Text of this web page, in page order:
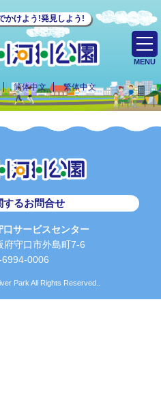
かけよう!発見しよう!
简体中文 繁体中文
MENU
するお問合せ
サービスセンター
府守口市外島町7-6
0006
Park All Rights Reserved..